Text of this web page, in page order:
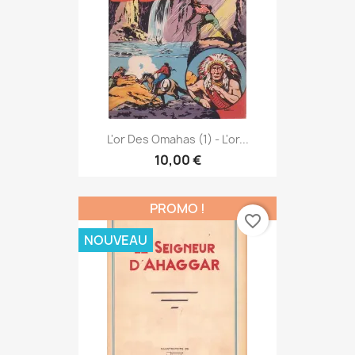
L'or Des Omahas (1) - L'or...
10,00 €
PROMO !
NOUVEAU
favorite_border